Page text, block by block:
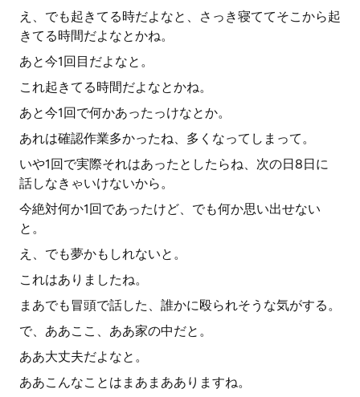
え、でも起きてる時だよなと、さっき寝ててそこから起
きてる時間だよなとかね。
あと今1回目だよなと。
これ起きてる時間だよなとかね。
あと今1回で何かあったっけなとか。
あれは確認作業多かったね、多くなってしまって。
いや1回で実際それはあったとしたらね、次の日8日に
話しなきゃいけないから。
今絶対何か1回であったけど、でも何か思い出せない
と。
え、でも夢かもしれないと。
これはありましたね。
まあでも冒頭で話した、誰かに殴られそうな気がする。
で、ああここ、ああ家の中だと。
ああ大丈夫だよなと。
ああこんなことはまあまあありますね。